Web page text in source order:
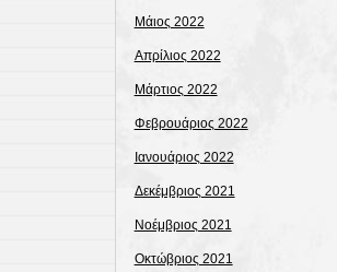
Μάιος 2022
Απρίλιος 2022
Μάρτιος 2022
Φεβρουάριος 2022
Ιανουάριος 2022
Δεκέμβριος 2021
Νοέμβριος 2021
Οκτώβριος 2021